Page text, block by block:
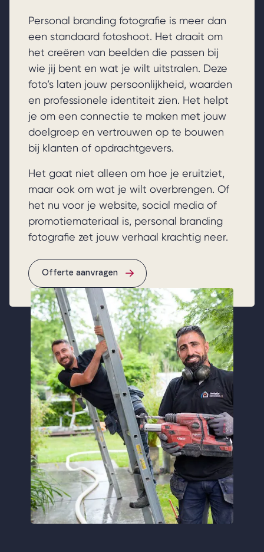
Personal branding fotografie is meer dan
een standaard fotoshoot. Het draait om
het creëren van beelden die passen bij
wie jij bent en wat je wilt uitstralen. Deze
foto’s laten jouw persoonlijkheid, waarden
en professionele identiteit zien. Het helpt
je om een connectie te maken met jouw
doelgroep en vertrouwen op te bouwen
bij klanten of opdrachtgevers.
Het gaat niet alleen om hoe je eruitziet,
maar ook om wat je wilt overbrengen. Of
het nu voor je website, social media of
promotiemateriaal is, personal branding
fotografie zet jouw verhaal krachtig neer.
Offerte aanvragen